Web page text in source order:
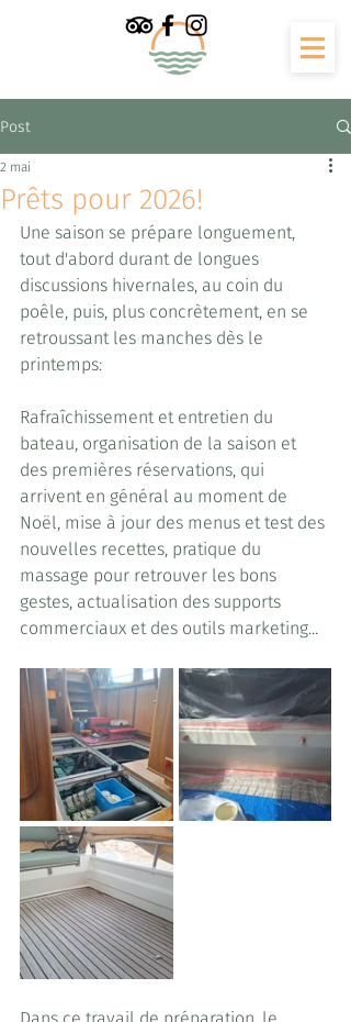
Post
Prêts pour 2026!
2 mai
Une saison se prépare longuement,
tout d'abord durant de longues
discussions hivernales, au coin du
poêle, puis, plus concrètement, en se
retroussant les manches dès le
printemps:
Rafraîchissement et entretien du
bateau, organisation de la saison et
des premières réservations, qui
arrivent en général au moment de
Noël, mise à jour des menus et test des
nouvelles recettes, pratique du
massage pour retrouver les bons
gestes, actualisation des supports
commerciaux et des outils marketing...